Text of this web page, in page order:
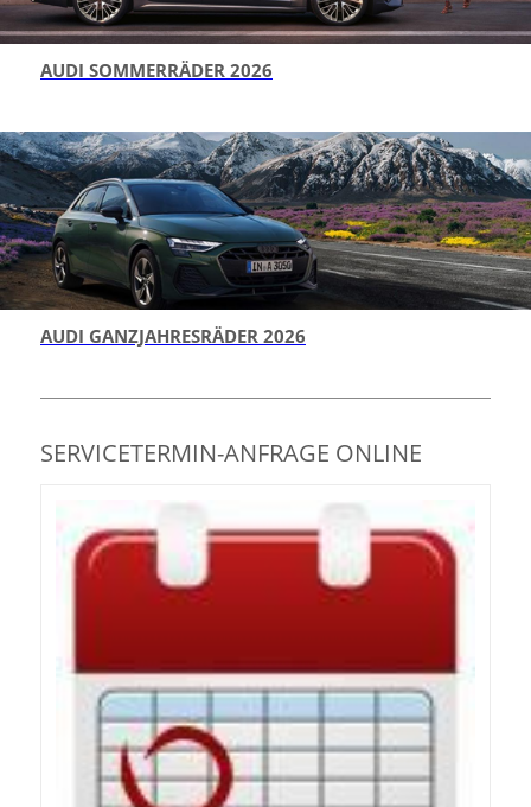
AUDI SOMMERRÄDER 2026
AUDI GANZJAHRESRÄDER 2026
SERVICETERMIN-ANFRAGE ONLINE